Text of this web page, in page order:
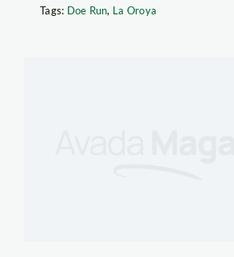
Tags: Doe Run, La Oroya